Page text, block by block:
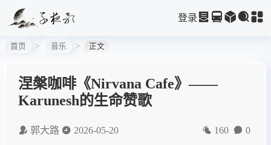
登录
首页 音乐 正文
涅槃咖啡《Nirvana Cafe》——
Karunesh的生命赞歌
郭大路 2026-05-20 160 0